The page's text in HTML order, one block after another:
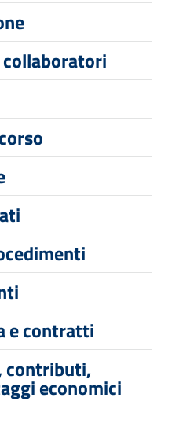
e contratti
contributi,
economici